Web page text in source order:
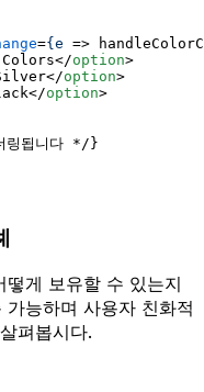
={e =>
</option>
</option>
</option>
링됩니다 */}
게 보유할 수 있는지
능하며 사용자 친화적
펴봅시다.